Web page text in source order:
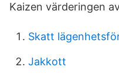
Kaizen värderingen
Skatt
Jakkott